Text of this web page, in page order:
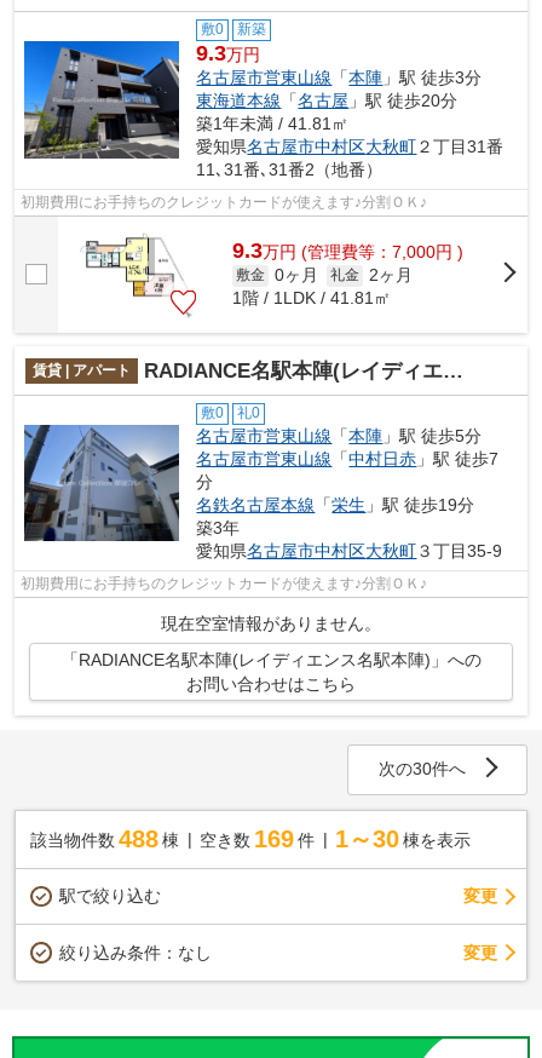
敷0 新築
9.3万円
名古屋市営東山線 「本陣 」駅 徒歩3分
東海道本線 「名古屋 」駅 徒歩20分
築1年未満 / 41.81㎡
愛知県名古屋市中村区大秋町２丁目31番
11､31番､31番2（地番）
初期費用にお手持ちのクレジットカードが使えます♪分割ＯＫ♪
9.3万円 (管理費等：7,000円 )
敷金 0ヶ月 礼金
2ヶ月
1階 / 1LDK / 41.81㎡
賃貸 | アパート RADIANCE名駅本陣(レイディエンス名駅本陣)
敷0 礼0
名古屋市営東山線 「本陣 」駅 徒歩5分
名古屋市営東山線 「中村日赤 」駅 徒歩7
分
名鉄名古屋本線 「栄生 」駅 徒歩19分
築3年
愛知県名古屋市中村区大秋町３丁目35-9
初期費用にお手持ちのクレジットカードが使えます♪分割ＯＫ♪
現在空室情報がありません。
「RADIANCE名駅本陣(レイディエンス名駅本陣)」への
お問い合わせはこちら
次の30件へ
該当物件数 488棟 空き数 169 件 1～30 棟を表示
駅で絞り込む 変更
絞り込み条件： なし 変更